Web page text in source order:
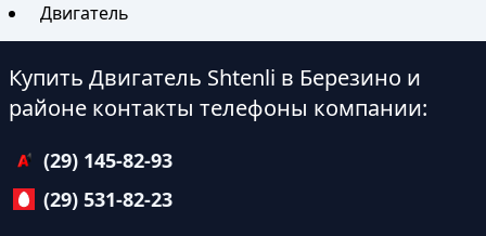
Двигатель
Купить Двигатель Shtenli в Березино и
районе контакты телефоны компании:
(29) 145-82-93
(29) 531-82-23